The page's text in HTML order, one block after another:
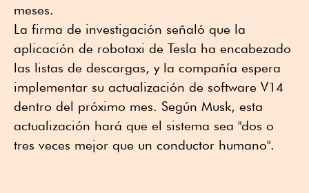
meses.
La firma de investigación señaló que la
aplicación de robotaxi de Tesla ha encabezado
las listas de descargas, y la compañía espera
implementar su actualización de software V14
dentro del próximo mes. Según Musk, esta
actualización hará que el sistema sea "dos o
tres veces mejor que un conductor humano".